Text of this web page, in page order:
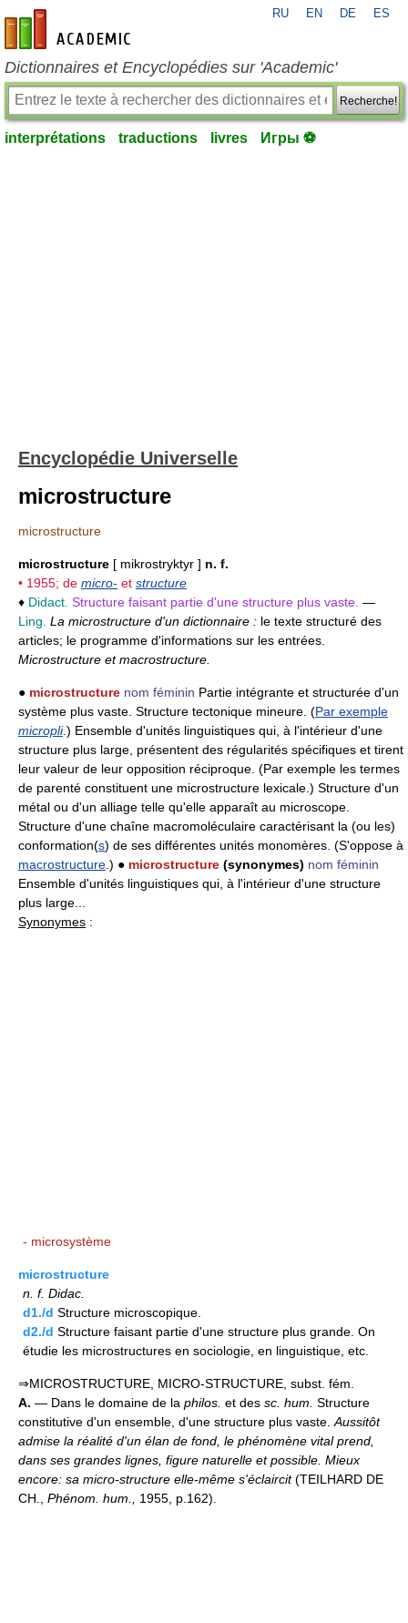
fr-academic.com
RU EN DE ES
Dictionnaires et Encyclopédies sur 'Academic'
Recherche!
interprétations traductions livres Игры ⚽
Encyclopédie Universelle
microstructure
microstructure
microstructure [ mikrostryktyr ] n. f.
• 1955; de micro- et structure
♦ Didact. Structure faisant partie d'une structure plus vaste. —
Ling. La microstructure d'un dictionnaire : le texte structuré des
articles; le programme d'informations sur les entrées.
Microstructure et macrostructure.
● microstructure nom féminin Partie intégrante et structurée d'un
système plus vaste. Structure tectonique mineure. (Par exemple
micropli.) Ensemble d'unités linguistiques qui, à l'intérieur d'une
structure plus large, présentent des régularités spécifiques et tirent
leur valeur de leur opposition réciproque. (Par exemple les termes
de parenté constituent une microstructure lexicale.) Structure d'un
métal ou d'un alliage telle qu'elle apparaît au microscope.
Structure d'une chaîne macromoléculaire caractérisant la (ou les)
conformation(s) de ses différentes unités monomères. (S'oppose à
macrostructure .) ● microstructure (synonymes) nom féminin
Ensemble d'unités linguistiques qui, à l'intérieur d'une structure
plus large...
Synonymes :
- microsystème
microstructure
n. f. Didac.
d1./d Structure microscopique.
d2./d Structure faisant partie d'une structure plus grande. On
étudie les microstructures en sociologie, en linguistique, etc.
⇒MICROSTRUCTURE, MICRO-STRUCTURE, subst. fém.
A. — Dans le domaine de la philos. et des sc. hum. Structure
constitutive d'un ensemble, d'une structure plus vaste. Aussitôt
admise la réalité d'un élan de fond, le phénomène vital prend,
dans ses grandes lignes, figure naturelle et possible. Mieux
encore: sa micro-structure elle-même s'éclaircit(TEILHARD DE
CH., Phénom. hum., 1955, p.162).